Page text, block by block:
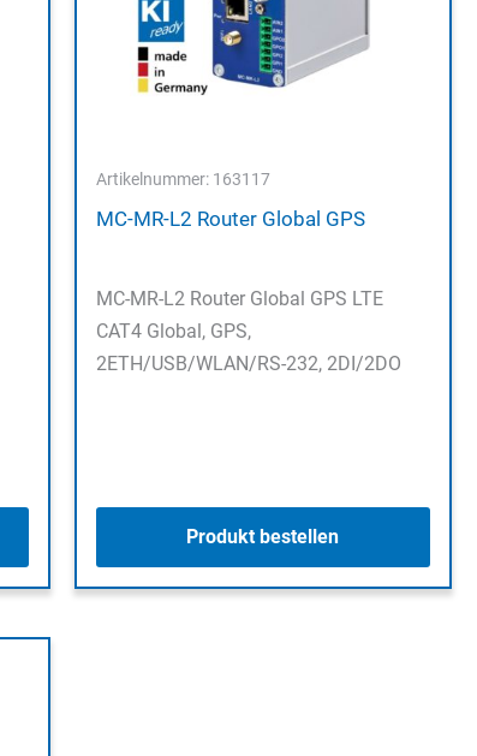
Artikelnummer: 163117
MC-MR-L2 Router Global GPS
MC-MR-L2 Router Global GPS LTE
CAT4 Global, GPS,
2ETH/USB/WLAN/RS-232, 2DI/2DO
Produkt bestellen